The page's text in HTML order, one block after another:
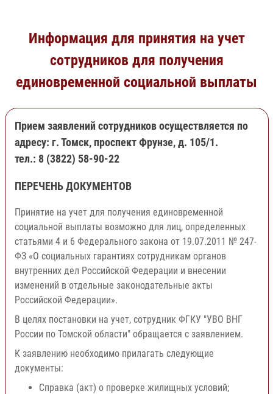
Информация для принятия на учет
сотрудников для получения
единовременной социальной выплаты
Прием заявлений сотрудников осуществляется по
адресу: г. Томск, проспект Фрунзе, д. 105/1.
тел.: 8 (3822) 58-90-22
ПЕРЕЧЕНЬ ДОКУМЕНТОВ
Принятие на учет для получения единовременной
социальной выплаты возможно для лиц, определенных
статьями 4 и 6 Федерального закона от 19.07.2011 № 247-
ФЗ «О социальных гарантиях сотрудникам органов
внутренних дел Российской Федерации и внесении
изменений в отдельные законодательные акты
Российской Федерации».
В целях постановки на учет, сотрудник ФГКУ "УВО ВНГ
России по Томской области" обращается с заявлением.
К заявлению необходимо прилагать следующие
документы:
Справка (акт) о проверке жилищных условий;